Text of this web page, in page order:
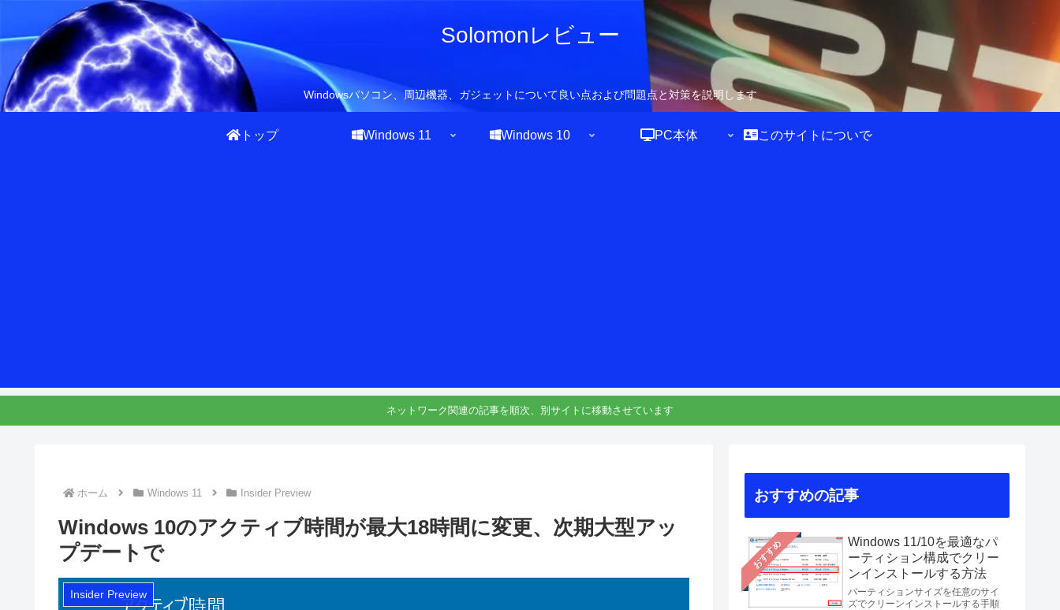
Solomonレビュー
Windowsパソコン、周辺機器、ガジェットについて良い点および問題点と対策を説明します
トップ Windows 11 Windows 10 PC本体 このサイトについて
ネットワーク関連の記事を順次、別サイトに移動させています
ホーム Windows 11 Insider Preview
Windows 10のアクティブ時間が最大18時間に変更、次期大型アッ
プデートで
Insider Preview
おすすめの記事
おすすめ
Windows 11/10を最適なパ
ーティション構成でクリー
ンインストールする方法
パーティションサイズを任意のサイ
ズでクリーンインストールする手順